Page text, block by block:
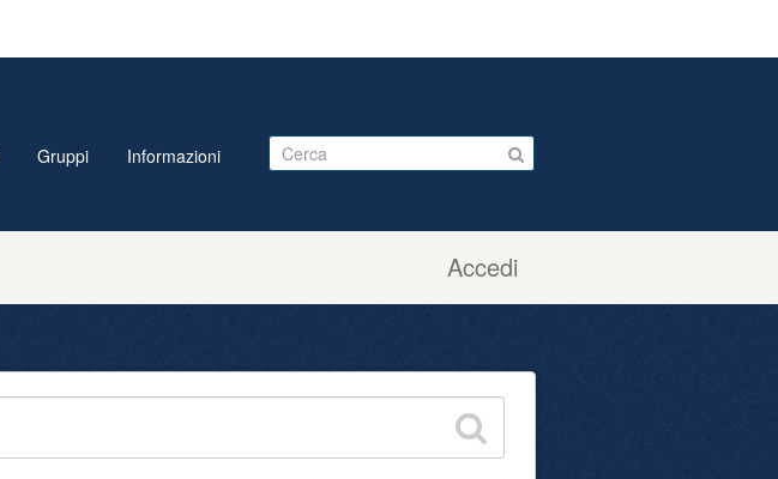
Accedi
Gruppi Informazioni